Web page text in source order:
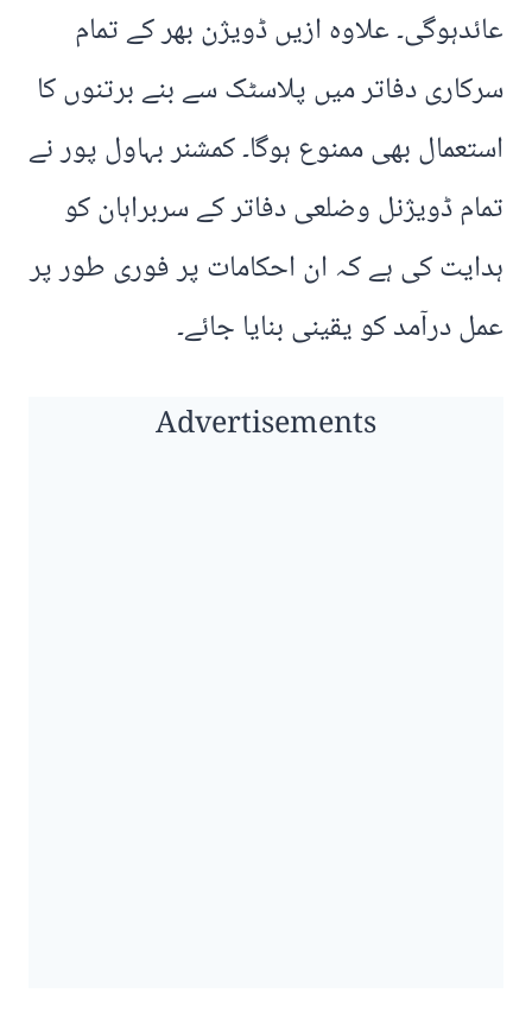
عائدہوگی۔ علاوہ ازیں ڈویژن بھر کے تمام
سرکاری دفاتر میں پلاسٹک سے بنے برتنوں کا
استعمال بھی ممنوع ہوگا۔ کمشنر بہاول پور نے
تمام ڈویژنل وضلعی دفاتر کے سربراہان کو
ہدایت کی ہے کہ ان احکامات پر فوری طور پر
عمل درآمد کو یقینی بنایا جائے۔
Advertisements